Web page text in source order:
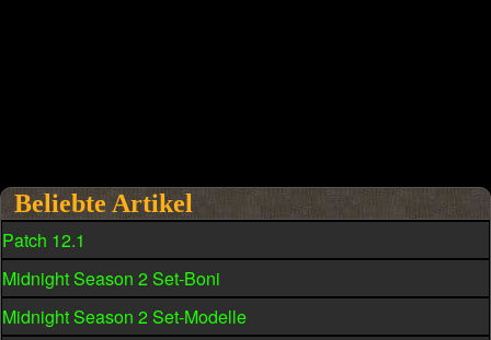
Beliebte Artikel
Patch 12.1
Midnight Season 2 Set-Boni
Midnight Season 2 Set-Modelle